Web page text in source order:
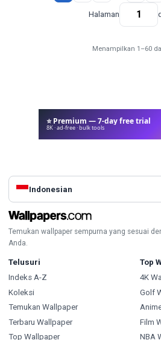
Halaman
Menampilkan 1–60
⭐ Premium — 7-day free trial
8K · ad-free · bulk tools
Indonesian
Temukan wallpaper sempurna yang sesuai
Anda.
Telusuri
Indeks A-Z
Koleksi
Temukan Wallpaper
Terbaru Wallpaper
Top Wallpaper
Top
4K
Golf
Film
NBA